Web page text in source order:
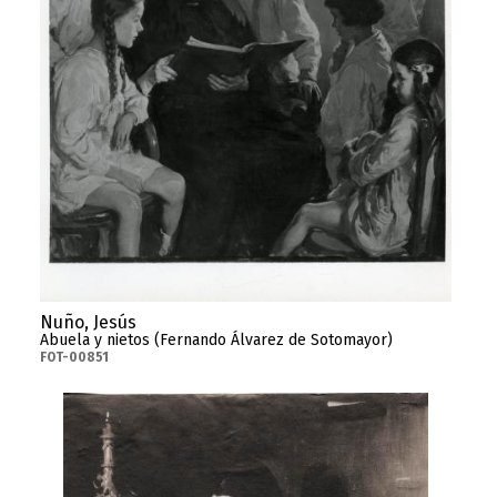
Nuño, Jesús
Abuela y nietos (Fernando Álvarez de Sotomayor)
FOT-00851